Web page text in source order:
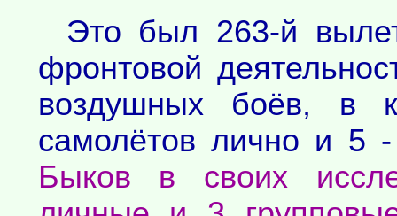
Это был 263-й
фронтовой
воздушных боёв, в
самолётов лично и 5
Быков в своих